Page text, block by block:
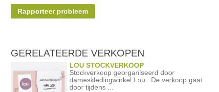
Rapporteer probleem
GERELATEERDEVERKOPEN
LOU STOCKVERKOOP
Stockverkoop georganiseerd door
dameskledingwinkel Lou.. De verkoop gaat
door tijdens ...